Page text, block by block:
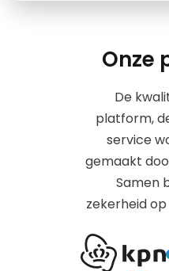
Onze
De
platform,
service
gemaakt
Samen
zekerheid op